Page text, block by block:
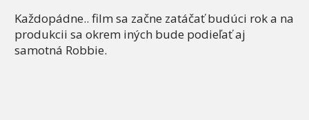
Každopádne.. film sa začne zatáčať budúci rok a na
produkcii sa okrem iných bude podieľať aj
samotná Robbie.